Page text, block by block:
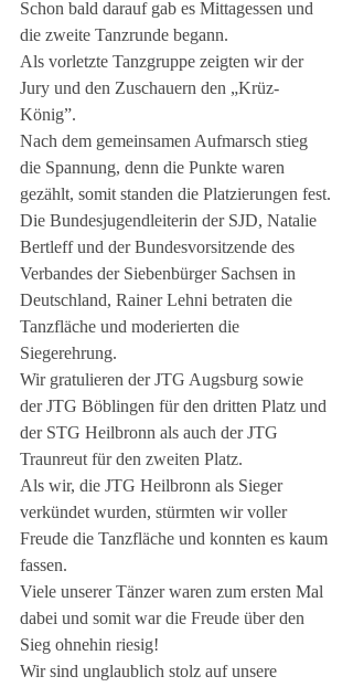
Schon bald darauf gab es Mittagessen und
die zweite Tanzrunde begann.
Als vorletzte Tanzgruppe zeigten wir der
Jury und den Zuschauern den „Krüz-
König”.
Nach dem gemeinsamen Aufmarsch stieg
die Spannung, denn die Punkte waren
gezählt, somit standen die Platzierungen fest.
Die Bundesjugendleiterin der SJD, Natalie
Bertleff und der Bundesvorsitzende des
Verbandes der Siebenbürger Sachsen in
Deutschland, Rainer Lehni betraten die
Tanzfläche und moderierten die
Siegerehrung.
Wir gratulieren der JTG Augsburg sowie
der JTG Böblingen für den dritten Platz und
der STG Heilbronn als auch der JTG
Traunreut für den zweiten Platz.
Als wir, die JTG Heilbronn als Sieger
verkündet wurden, stürmten wir voller
Freude die Tanzfläche und konnten es kaum
fassen.
Viele unserer Tänzer waren zum ersten Mal
dabei und somit war die Freude über den
Sieg ohnehin riesig!
Wir sind unglaublich stolz auf unsere